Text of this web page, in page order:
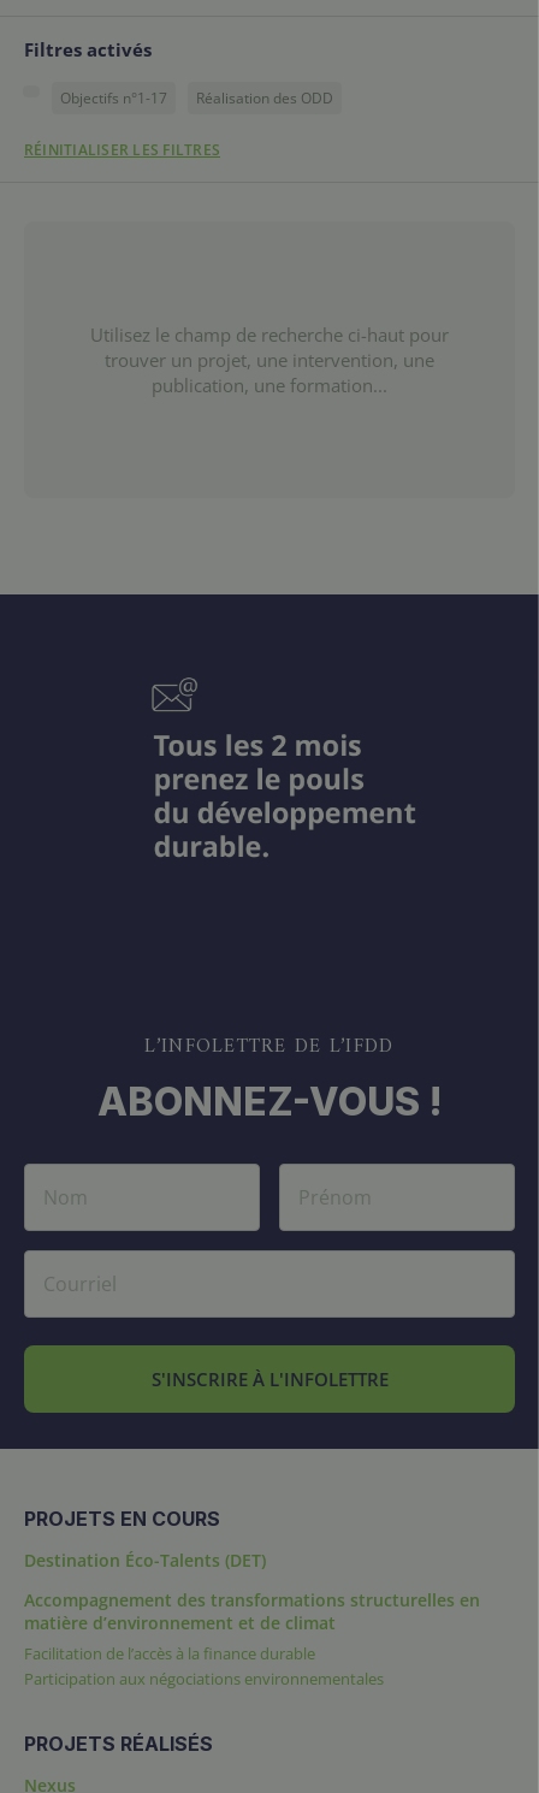
Filtres activés
Objectifs n°1-17 Réalisation des ODD
RÉINITIALISER LES FILTRES
Utilisez le champ de recherche ci-haut pour
trouver un projet, une intervention, une
publication, une formation...
L’INFOLETTRE DE L’IFDD
ABONNEZ-VOUS !
S'INSCRIRE À L'INFOLETTRE
PROJETS EN COURS
Destination Éco-Talents (DET)
Accompagnement des transformations structurelles en
matière d’environnement et de climat
Facilitation de l’accès à la finance durable
Participation aux négociations environnementales
PROJETS RÉALISÉS
Nexus